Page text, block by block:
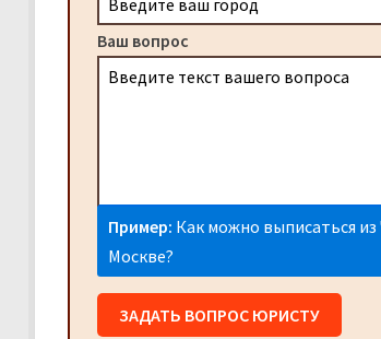
Ваш вопрос
Пример: Как можно выписаться
Москве?
ЗАДАТЬ ВОПРОС ЮРИСТУ